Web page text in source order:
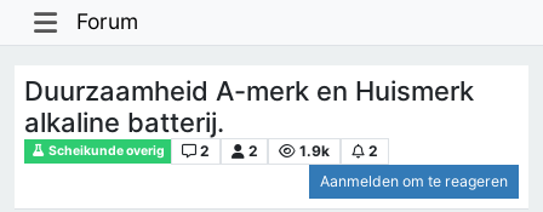
Forum
Duurzaamheid A-merk en Huismerk
alkaline batterij.
Scheikunde overig 2 2 1.9k
2
Aanmelden om te reageren